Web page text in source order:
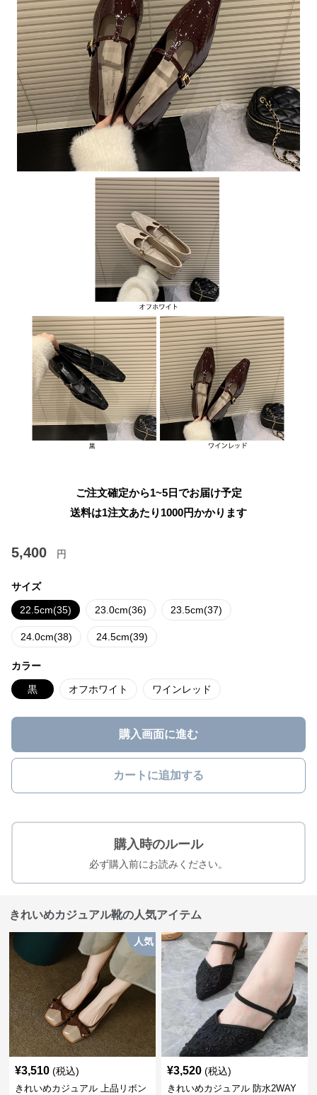
ご注文確定から1~5日でお届け予定
送料は1注文あたり 1000円かかります
5,400 円
サイズ
22.5cm(35) 23.0cm(36) 23.5cm(37)
24.0cm(38) 24.5cm(39)
カラー
黒 オフホワイト ワインレッド
購入画面に進む
カートに追加する
購入時のルール
必ず購入前にお読みください。
きれいめカジュアル靴の人気アイテム
人気
¥3,510 (税込)
きれいめカジュアル 上品リボン
¥3,520 (税込)
きれいめカジュアル 防水2WAY